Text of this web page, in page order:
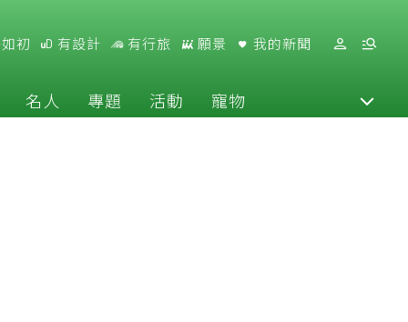
初 有設計 有行旅 願景 我的新聞
名人 專題 活動 寵物